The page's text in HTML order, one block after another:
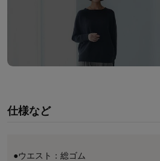
仕様など
●ウエスト：総ゴム